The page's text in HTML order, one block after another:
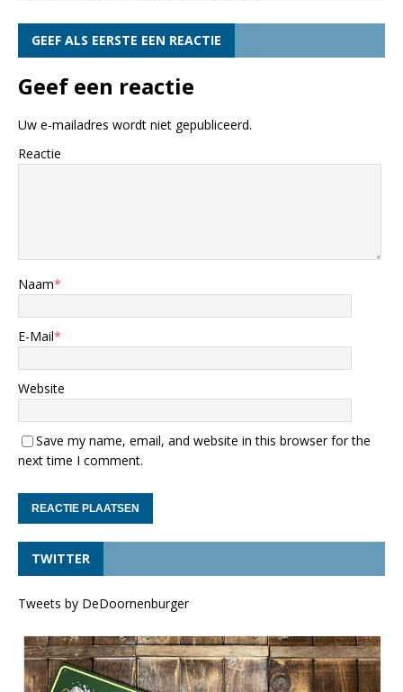
GEEF ALS EERSTE EEN REACTIE
Geef een reactie
Uw e-mailadres wordt niet gepubliceerd.
Reactie
Naam*
E-Mail*
Website
Save my name, email, and website in this browser for the
next time I comment.
TWITTER
Tweets by DeDoornenburger